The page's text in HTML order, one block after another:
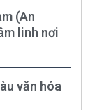
(An
linh nơi
văn hóa